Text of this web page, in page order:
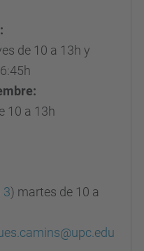
de 10 a 13h y
10 a 13h
3) martes de 10 a